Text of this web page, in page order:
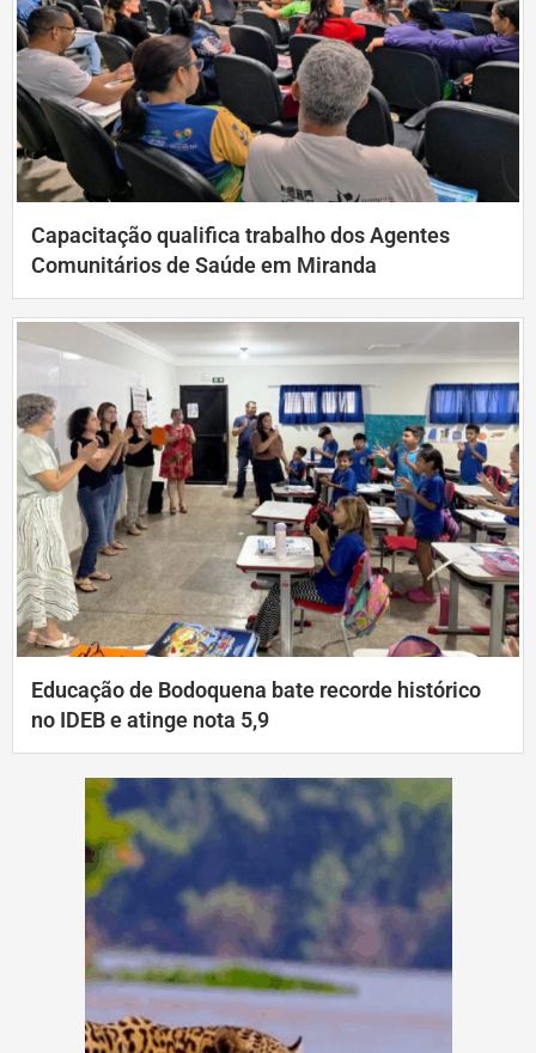
Capacitação qualifica trabalho dos Agentes
Comunitários de Saúde em Miranda
Educação de Bodoquena bate recorde histórico
no IDEB e atinge nota 5,9